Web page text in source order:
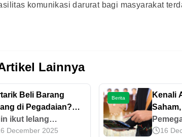
komunikasi darurat bagi masyarakat
Lainnya
Beli Barang
di Pegadaian?
Caranya!
ikut lelang
Temukan
December 2025
Berita
Kenali
individu
16